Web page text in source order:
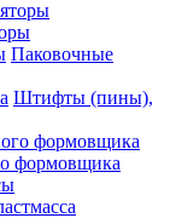
Паковочные
Штифты (пины),
формовщика